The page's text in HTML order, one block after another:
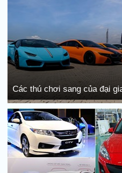
Các thú chơi sang của đại